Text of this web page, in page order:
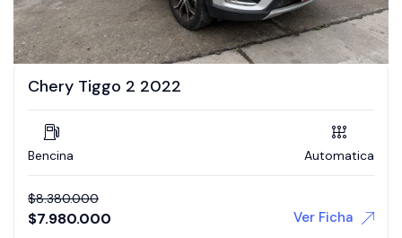
Chery Tiggo 2 2022
Bencina Automatica
$8.380.000
$7.980.000 Ver Ficha